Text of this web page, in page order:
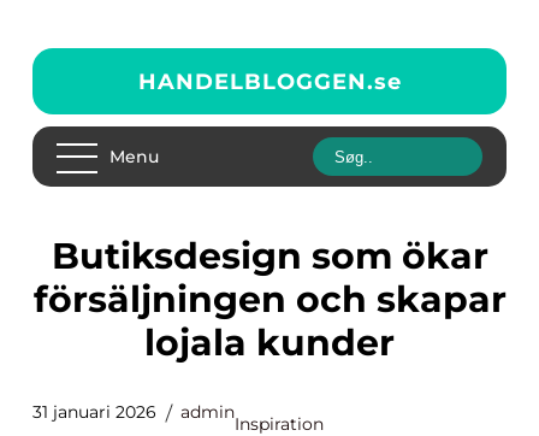
HANDELBLOGGEN.se
Menu
Butiksdesign som ökar
försäljningen och skapar
lojala kunder
31 januari 2026 admin
Inspiration